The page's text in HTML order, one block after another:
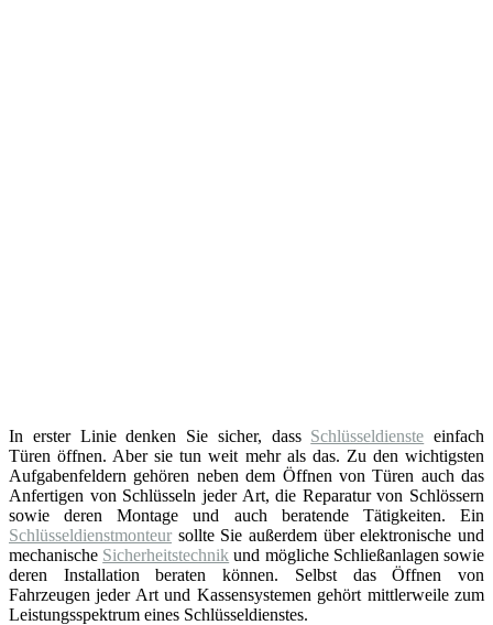
In erster Linie denken Sie sicher, dass Schlüsseldienste einfach
Türen öffnen. Aber sie tun weit mehr als das. Zu den wichtigsten
Aufgabenfeldern gehören neben dem Öffnen von Türen auch das
Anfertigen von Schlüsseln jeder Art, die Reparatur von Schlössern
sowie deren Montage und auch beratende Tätigkeiten. Ein
Schlüsseldienstmonteur sollte Sie außerdem über elektronische und
mechanische Sicherheitstechnik und mögliche Schließanlagen sowie
deren Installation beraten können. Selbst das Öffnen von
Fahrzeugen jeder Art und Kassensystemen gehört mittlerweile zum
Leistungsspektrum eines Schlüsseldienstes.